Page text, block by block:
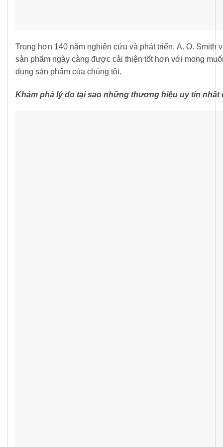
Trong hơn 140 năm nghiên cứu và phát triển, A. O.
sản phẩm ngày càng được cải thiện tốt hơn với mong
dụng sản phẩm của chúng tôi.
Khám phá lýdo tại sao những thương hiệu uy tín nhất